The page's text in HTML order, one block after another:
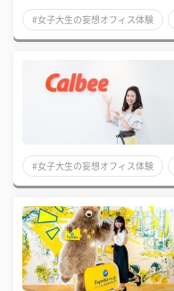
#女子大生の妄想オフィス体験
#女子大生の妄想オフィス体験